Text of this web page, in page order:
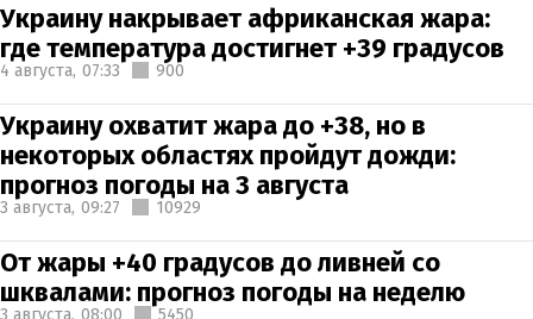
Украину накрывает африканская жара:
где температура достигнет +39 градусов
4 августа, 07:33 900
Украину охватит жара до +38, но в
некоторых областях пройдут дожди:
прогноз погоды на 3 августа
3 августа, 09:27 10929
От жары +40 градусов до ливней со
шквалами: прогноз погоды на неделю
3 августа, 08:00 5450